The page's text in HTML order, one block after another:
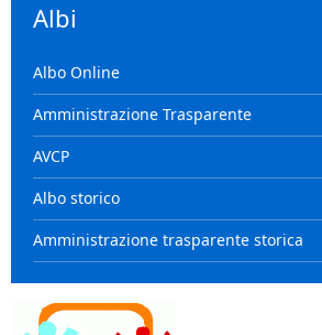
Albi
Albo Online
Amministrazione Trasparente
AVCP
Albo storico
Amministrazione trasparente storica